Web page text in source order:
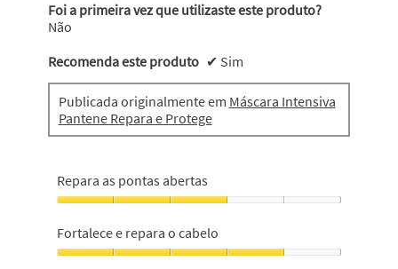
Foi a primeira vez que utilizaste este produto?
Não
Recomenda este produto ✔ Sim
Publicada originalmente em Máscara Intensiva
Pantene Repara e Protege
Repara as pontas abertas
as
pontas
Fortalece e repara o cabelo